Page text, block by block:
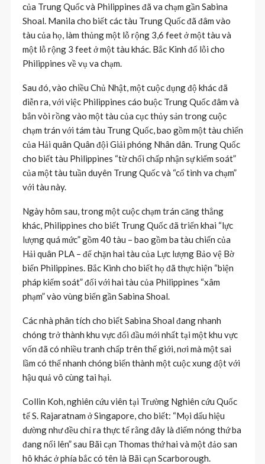
của Trung Quốc và Philippines đã va chạm gần Sabina
Shoal. Manila cho biết các tàu Trung Quốc đã đâm vào
tàu của họ, làm thủng một lỗ rộng 3,6 feet ở một tàu và
một lỗ rộng 3 feet ở một tàu khác. Bắc Kinh đổ lỗi cho
Philippines về vụ va chạm.
Sau đó, vào chiều Chủ Nhật, một cuộc đụng độ khác đã
diễn ra, với việc Philippines cáo buộc Trung Quốc đâm và
bắn vòi rồng vào một tàu của cục thủy sản trong cuộc
chạm trán với tám tàu ​​Trung Quốc, bao gồm một tàu chiến
của Hải quân Quân đội Giải phóng Nhân dân. Trung Quốc
cho biết tàu Philippines “từ chối chấp nhận sự kiểm soát”
của một tàu tuần duyên Trung Quốc và “cố tình va chạm”
với tàu này.
Ngày hôm sau, trong một cuộc chạm trán căng thẳng
khác, Philippines cho biết Trung Quốc đã triển khai “lực
lượng quá mức” gồm 40 tàu – bao gồm ba tàu chiến của
Hải quân PLA – để chặn hai tàu của Lực lượng Bảo vệ Bờ
biển Philippines. Bắc Kinh cho biết họ đã thực hiện “biện
pháp kiểm soát” đối với hai tàu của Philippines “xâm
phạm” vào vùng biển gần Sabina Shoal.
Các nhà phân tích cho biết Sabina Shoal đang nhanh
chóng trở thành khu vực đối đầu mới nhất tại một khu vực
vốn đã có nhiều tranh chấp trên thế giới, nơi mà một sai
lầm có thể nhanh chóng biến thành một cuộc xung đột với
hậu quả vô cùng tai hại.
Collin Koh, nghiên cứu viên tại Trường Nghiên cứu Quốc
tế S. Rajaratnam ở Singapore, cho biết: “Mọi dấu hiệu
dường như đều chỉ ra thực tế rằng đây là điểm nóng thứ ba
đang nổi lên” sau Bãi cạn Thomas thứ hai và một đảo san
hô khác ở phía bắc có tên là Bãi cạn Scarborough.